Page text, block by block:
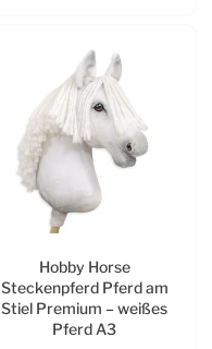
Hobby Horse
Steckenpferd Pferd am
Stiel Premium – weißes
Pferd A3